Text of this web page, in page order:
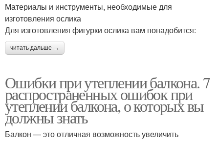
Материалы и инструменты, необходимые для
изготовления ослика
Для изготовления фигурки ослика вам понадобится:
читать дальше →
Ошибки при утеплении балкона. 7
распространенных ошибок при
утеплении балкона, о которых вы
должны знать
Балкон — это отличная возможность увеличить